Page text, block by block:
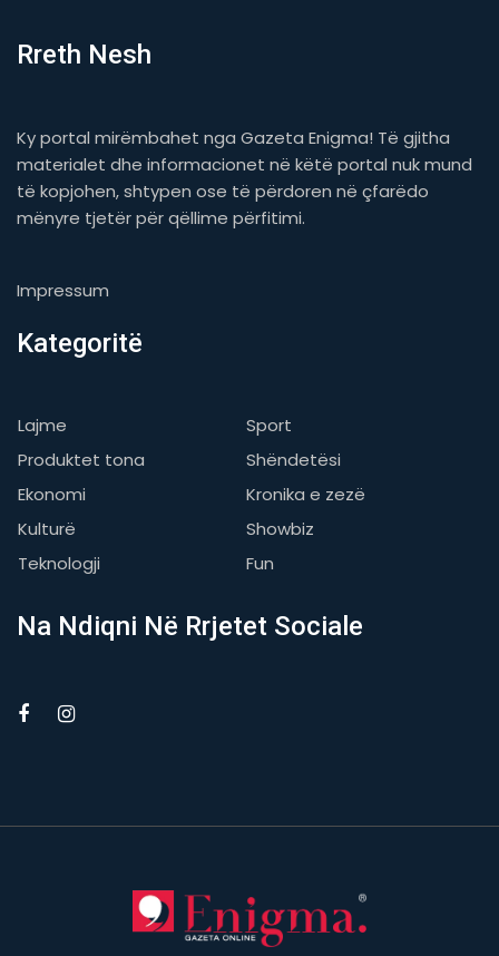
Rreth Nesh
Ky portal mirëmbahet nga Gazeta Enigma! Të gjitha
materialet dhe informacionet në këtë portal nuk mund
të kopjohen, shtypen ose të përdoren në çfarëdo
mënyre tjetër për qëllime përfitimi.
Impressum
Kategoritë
Lajme
Sport
Produktet tona
Shëndetësi
Ekonomi
Kronika e zezë
Kulturë
Showbiz
Teknologji
Fun
Na Ndiqni Në Rrjetet Sociale